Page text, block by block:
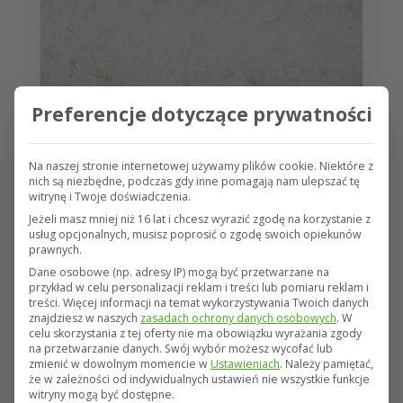
27 maja 2020
Szkody przymrozkowe w uprawie
kukurydzy w fazach 2-3 liścia
(BBCH 12-14)
Obecnie rolnicy wykonują zabiegi
agrotechniczne mające na celu zwalczanie
chwastów w kukurydzy. W niektórych częściach
Polski można natomiast zaobserwować
Preferencje dotyczące prywatności
Na naszej stronie internetowej używamy plików cookie. Niektóre z
nich są niezbędne, podczas gdy inne pomagają nam ulepszać tę
witrynę i Twoje doświadczenia.
Jeżeli masz mniej niż 16 lat i chcesz wyrazić zgodę na korzystanie z
usług opcjonalnych, musisz poprosić o zgodę swoich opiekunów
prawnych.
Dane osobowe (np. adresy IP) mogą być przetwarzane na
przykład w celu personalizacji reklam i treści lub pomiaru reklam i
treści. Więcej informacji na temat wykorzystywania Twoich danych
znajdziesz w naszych zasadach ochrony danych osobowych. W
celu skorzystania z tej oferty nie ma obowiązku wyrażania zgody
na przetwarzanie danych. Swój wybór możesz wycofać lub
zmienić w dowolnym momencie w Ustawieniach. Należy pamiętać,
że w zależności od indywidualnych ustawień nie wszystkie funkcje
witryny mogą być dostępne.